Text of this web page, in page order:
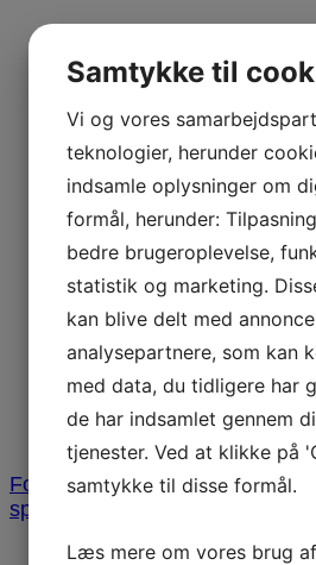
Forside/Tilbehør og pleje/
spa
Samtykke til
Vi og vores
teknologier, herunder
indsamle oplysninger om
formål, herunder:
bedre brugeroplevelse,
statistik og marketing.
kan blive delt med
analysepartnere, som kan
med data, du tidligere har
de har indsamlet gennem
tjenester. Ved at klikke på
samtykke til disse formål.
Læs mere om vores brug